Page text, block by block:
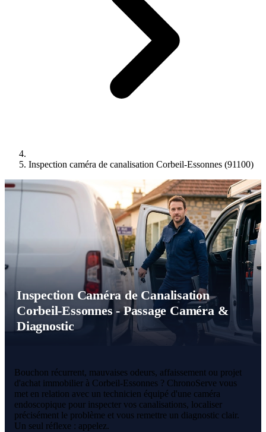
Inspection caméra de canalisation Corbeil-Essonnes (91100)
Inspection Caméra de Canalisation
Corbeil-Essonnes - Passage Caméra &
Diagnostic
Bouchon récurrent, mauvaises odeurs, affaissement ou projet
d'achat immobilier à Corbeil-Essonnes ? ChronoServe vous
met en relation avec un technicien équipé d'une caméra
endoscopique pour inspecter vos canalisations, localiser
précisément le problème et vous remettre un diagnostic clair.
Un seul réflexe : appelez.